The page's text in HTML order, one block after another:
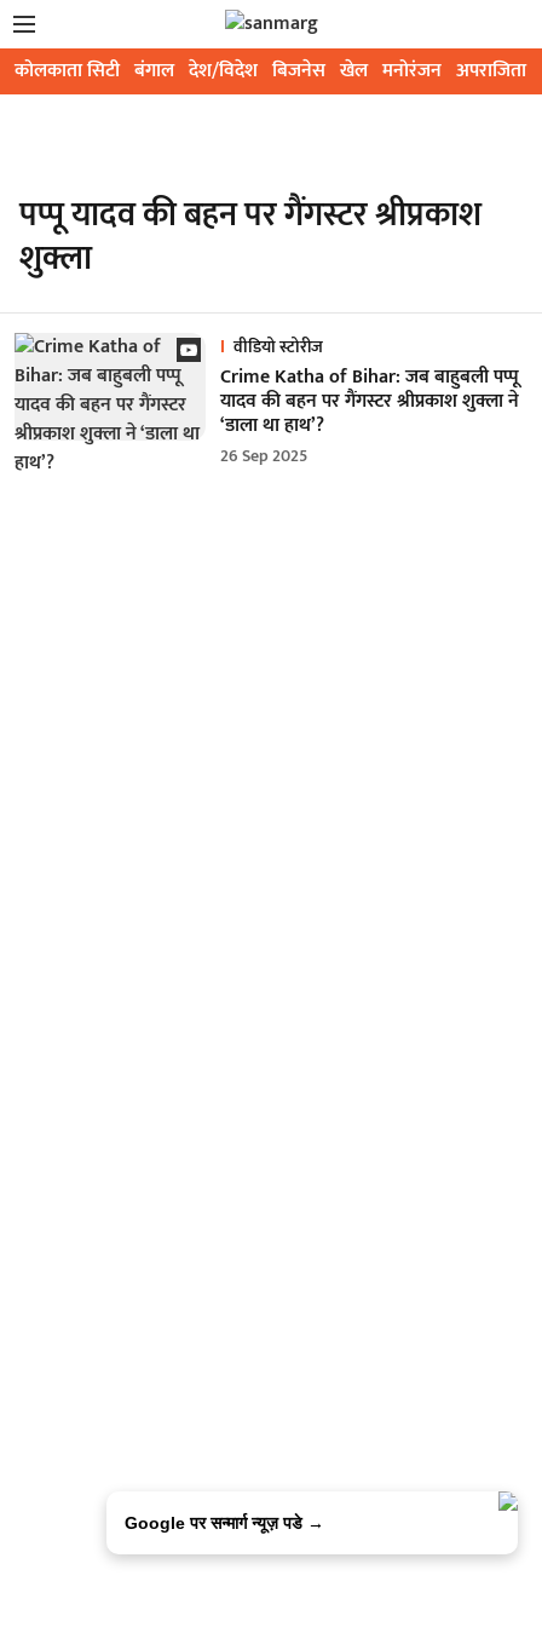
कोलकाता सिटी बंगाल देश/विदेश बिजनेस खेल मनोरंजन अपराजिता
पप्पू यादव की बहन पर गैंगस्टर श्रीप्रकाश
शुक्ला
वीडियो स्टोरीज
Crime Katha of Bihar: जब बाहुबली पप्पू
यादव की बहन पर गैंगस्टर श्रीप्रकाश शुक्ला ने
‘डाला था हाथ’?
26 Sep 2025
Google पर सन्मार्ग न्यूज़ पडे →